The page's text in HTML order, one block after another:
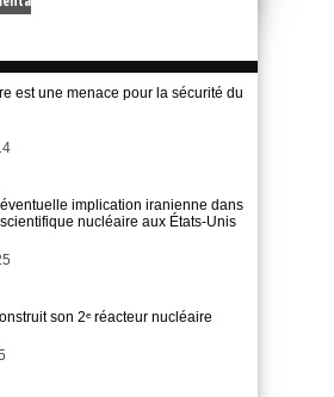
est une menace pour la sécurité du
implication iranienne dans
scientifique nucléaire aux États-Unis
son 2ᵉ réacteur nucléaire